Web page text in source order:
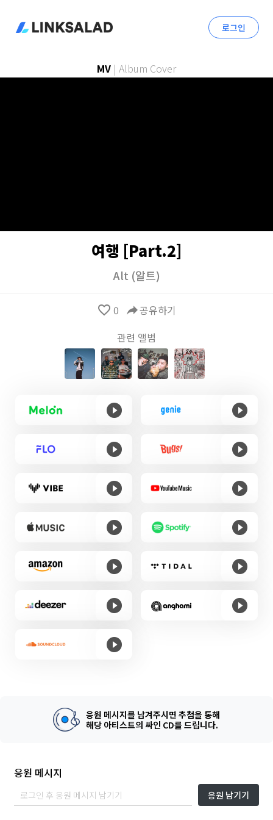
로그인
MV | Album Cover
여행 [Part.2]
Alt (알트)
favorite_border 0 reply공유하기
관련 앨범
응원 메시지를 남겨주시면 추첨을 통해
해당 아티스트의 싸인 CD를 드립니다.
응원 메시지
응원 남기기